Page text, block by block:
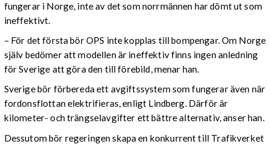
fungerar i Norge, inte av det som norrmännen har dömt ut som
ineffektivt.
– För det första bör OPS inte kopplas till bompengar. Om Norge
själv bedömer att modellen är ineffektiv finns ingen anledning
för Sverige att göra den till förebild, menar han.
Sverige bör förbereda ett avgiftssystem som fungerar även när
fordonsflottan elektrifieras, enligt Lindberg. Därför är
kilometer- och trängselavgifter ett bättre alternativ, anser han.
Dessutom bör regeringen skapa en konkurrent till Trafikverket